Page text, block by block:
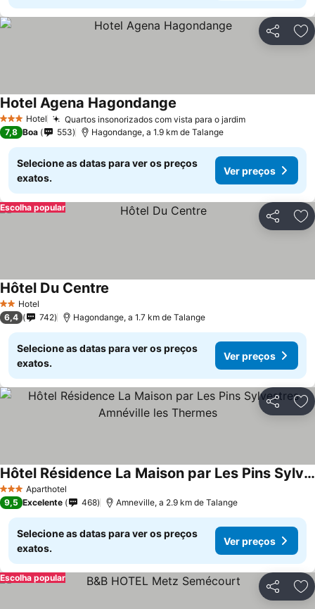
Partilhar
3 EstrelasHotel Quartos insonorizados com vista para o jardimVer preços
Hotel Agena Hagondange
7,8 Boa 553 Hagondange, a 1.9 km de Talange
Selecione as datas para ver os preços
exatos.
Ver preços
Partilhar
Escolha popular
2 Estrelas
Hotel
Hôtel Du Centre
6,4 742 Hagondange, a 1.7 km de Talange
Selecione as datas para ver os preços
exatos.
Ver preços
Partilhar
3 EstrelasAparthotel
Hôtel Résidence La Maison par Les Pins Sylvestres Amnéville les Thermes
Ver preços
9,5 Excelente 468 Amneville, a 2.9 km de Talange
Selecione as datas para ver os preços
exatos.
Ver preços
Partilhar
Escolha popular